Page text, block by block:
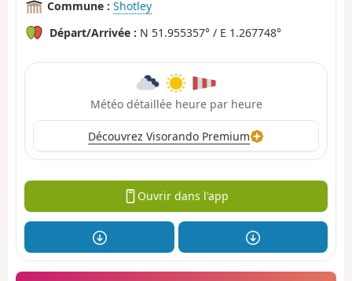
Commune : Shotley
Départ/Arrivée : N 51.955357° / E 1.267748°
Météo détaillée heure par heure
Découvrez Visorando Premium
Ouvrir dans l'app